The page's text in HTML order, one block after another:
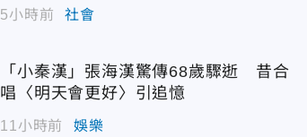
5小時前 社會
「小秦漢」張海漢驚傳68歲驟逝 昔合
唱〈明天會更好〉引追憶
11小時前 娛樂